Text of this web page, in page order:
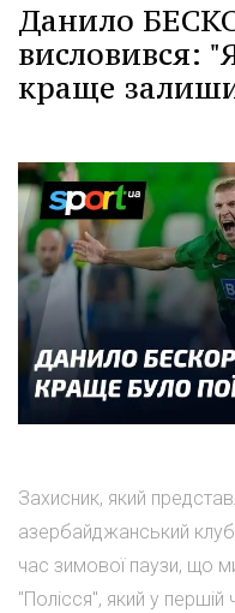
Данило
висловився:
краще
Захисник, який
азербайджанський
час зимової паузи, що
"Полісся", який у